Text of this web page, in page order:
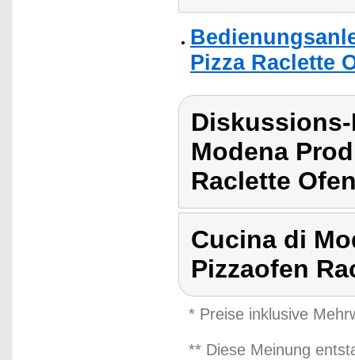
Pizza Raclette
Modena
Raclette
Cucina di
Pizzaofen
* Preise inklusive
** Diese Meinung